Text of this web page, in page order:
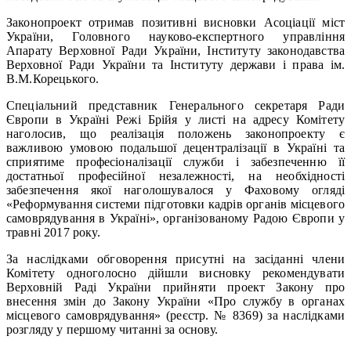
Законопроект отримав позитивні висновки Асоціації міст
України, Головного науково-експертного управління
Апарату Верховної Ради України, Інституту законодавства
Верховної Ради України та Інституту держави і права ім.
В.М.Корецького.
Спеціальний представник Генерального секретаря Ради
Європи в Україні Режі Брійя у листі на адресу Комітету
наголосив, що реалізація положень законопроекту є
важливою умовою подальшої децентралізації в Україні та
сприятиме професіоналізації служби і забезпеченню її
достатньої професійної незалежності, на необхідності
забезпечення якої наголошувалося у Фаховому огляді
«Реформування системи підготовки кадрів органів місцевого
самоврядування в Україні», організованому Радою Європи у
травні 2017 року.
За наслідками обговорення присутні на засіданні члени
Комітету одноголосно дійшли висновку рекомендувати
Верховній Раді України прийняти проект Закону про
внесення змін до Закону України «Про службу в органах
місцевого самоврядування» (реєстр. № 8369) за наслідками
розгляду у першому читанні за основу.